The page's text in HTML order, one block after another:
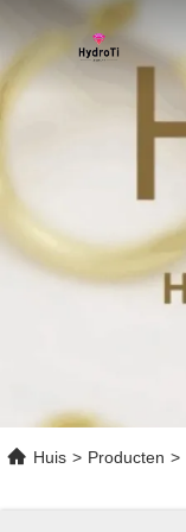
Huis > Producten >